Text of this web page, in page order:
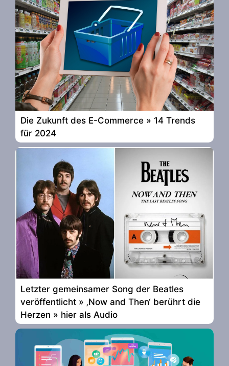
Die Zukunft des E-Commerce » 14 Trends
für 2024
Letzter gemeinsamer Song der Beatles
veröffentlicht » ‚Now and Then‘ berührt die
Herzen » hier als Audio